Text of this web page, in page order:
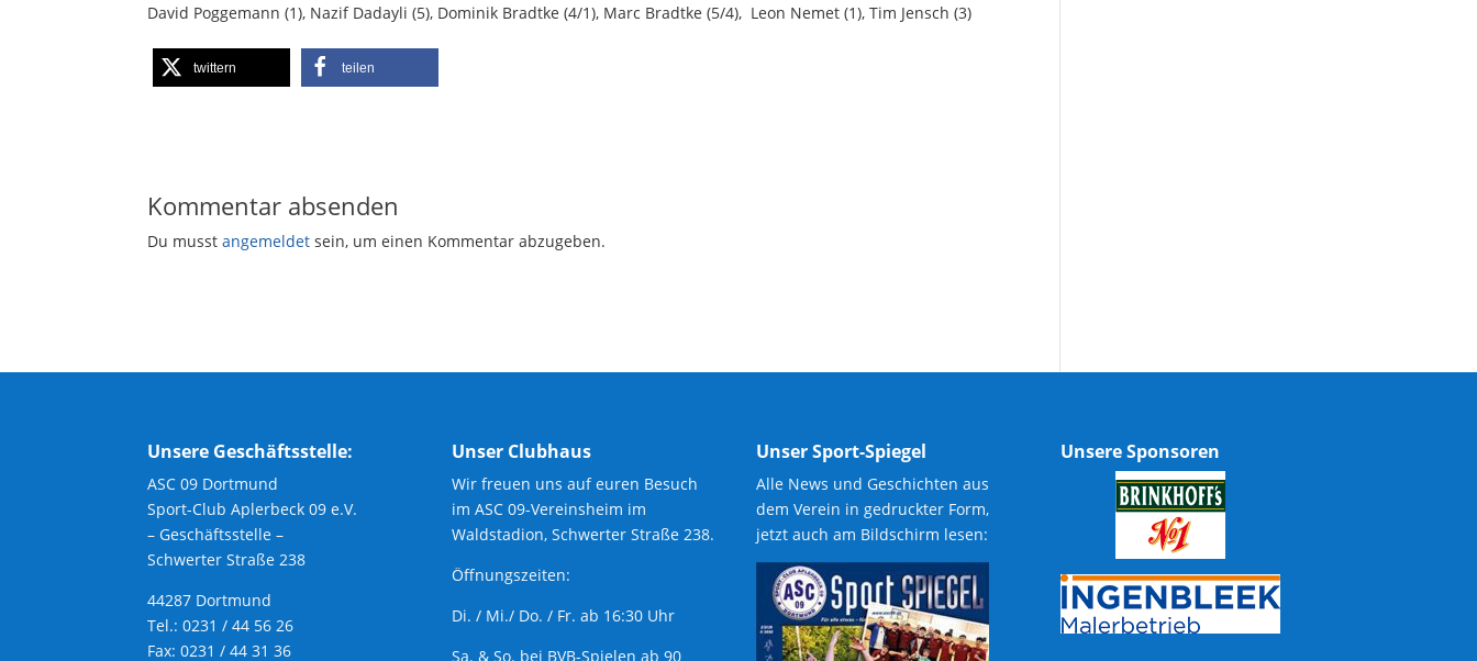
David Poggemann (1), Nazif Dadayli (5), Dominik Bradtke (4/1), Marc Bradtke (5/4), Leon Nemet (1), Tim Jensch (3)
twittern teilen
Kommentar absenden
Du musstangemeldet sein, um einen Kommentar abzugeben.
Unsere Geschäftsstelle:
ASC 09 Dortmund
Sport-Club Aplerbeck 09 e.V.
– Geschäftsstelle –
Schwerter Straße 238
44287 Dortmund
Tel.: 0231 / 44 56 26
Fax: 0231 / 44 31 36
Unser Clubhaus
Wir freuen uns auf euren Besuch
im ASC 09-Vereinsheim im
Waldstadion, Schwerter Straße 238.
Öffnungszeiten:
Di. / Mi./ Do. / Fr. ab 16:30 Uhr
Sa. & So. bei BVB-Spielen ab 90
Unser Sport-Spiegel
Alle News und Geschichten aus
dem Verein in gedruckter Form,
jetzt auch am Bildschirm lesen:
Unsere Sponsoren